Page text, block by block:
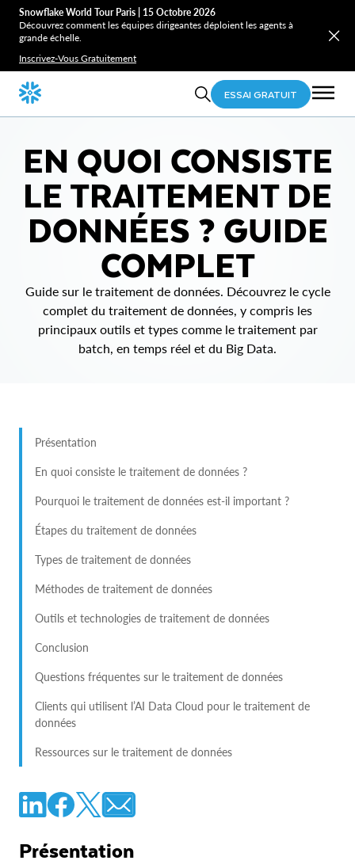
Snowflake World Tour Paris | 15 Octobre 2026
Découvrez comment les équipes dirigeantes déploient les agents à
grande échelle.
Inscrivez-Vous Gratuitement
ESSAI GRATUIT
EN QUOI CONSISTE
LE TRAITEMENT DE
DONNÉES ? GUIDE
COMPLET
Guide sur le traitement de données. Découvrez le cycle
complet du traitement de données, y compris les
principaux outils et types comme le traitement par
batch, en temps réel et du Big Data.
Présentation
En quoi consiste le traitement de données ?
Pourquoi le traitement de données est-il important ?
Étapes du traitement de données
Types de traitement de données
Méthodes de traitement de données
Outils et technologies de traitement de données
Conclusion
Questions fréquentes sur le traitement de données
Clients qui utilisent l’AI Data Cloud pour le traitement de
données
Ressources sur le traitement de données
Présentation